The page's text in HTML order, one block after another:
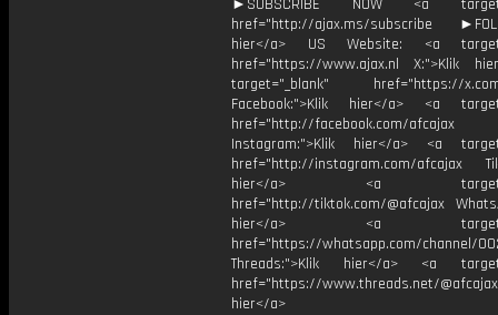
►SUBSCRIBE NOW <a
href="http://ajax.ms/subscribe
hier</a> US Website: <a
href="https://www.ajax.nl X:">Klik
target="_blank" href="https://x.com/
Facebook:">Klik hier</a> <a
href="http://facebook.com/afcajax
Instagram:">Klik hier</a> <a
href="http://instagram.com/afcajax
hier</a> <a
href="http://tiktok.com/@afcajax
hier</a> <a
href="https://whatsapp.com/channel/
Threads:">Klik hier</a> <a
href="https://www.threads.net/
hier</a>